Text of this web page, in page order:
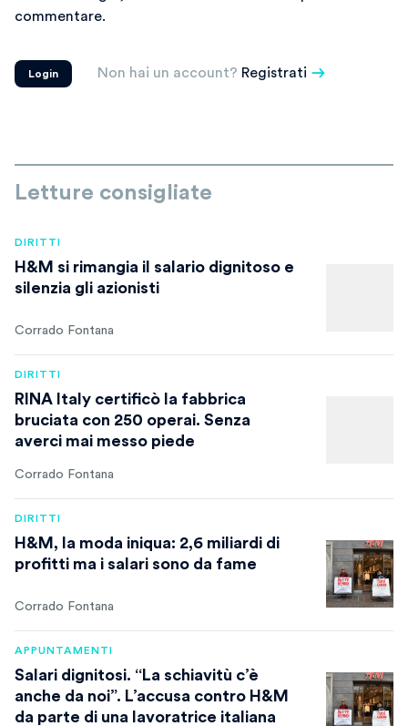
commentare.
Login Non hai un account? Registrati
Letture consigliate
DIRITTI
H&M si rimangia il salario dignitoso e
silenzia gli azionisti
Corrado Fontana
DIRITTI
RINA Italy certificò la fabbrica
bruciata con 250 operai. Senza
averci mai messo piede
Corrado Fontana
DIRITTI
H&M, la moda iniqua: 2,6 miliardi di
profitti ma i salari sono da fame
Corrado Fontana
APPUNTAMENTI
Salari dignitosi. “La schiavitù c’è
anche da noi”. L’accusa contro H&M
da parte di una lavoratrice italiana